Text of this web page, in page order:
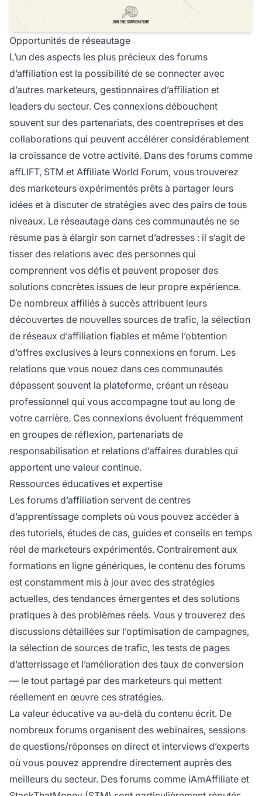
Opportunités de réseautage
L’un des aspects les plus précieux des forums
d’affiliation est la possibilité de se connecter avec
d’autres marketeurs, gestionnaires d’affiliation et
leaders du secteur. Ces connexions débouchent
souvent sur des partenariats, des coentreprises et des
collaborations qui peuvent accélérer considérablement
la croissance de votre activité. Dans des forums comme
affLIFT, STM et Affiliate World Forum, vous trouverez
des marketeurs expérimentés prêts à partager leurs
idées et à discuter de stratégies avec des pairs de tous
niveaux. Le réseautage dans ces communautés ne se
résume pas à élargir son carnet d’adresses : il s’agit de
tisser des relations avec des personnes qui
comprennent vos défis et peuvent proposer des
solutions concrètes issues de leur propre expérience.
De nombreux affiliés à succès attribuent leurs
découvertes de nouvelles sources de trafic, la sélection
de réseaux d’affiliation fiables et même l’obtention
d’offres exclusives à leurs connexions en forum. Les
relations que vous nouez dans ces communautés
dépassent souvent la plateforme, créant un réseau
professionnel qui vous accompagne tout au long de
votre carrière. Ces connexions évoluent fréquemment
en groupes de réflexion, partenariats de
responsabilisation et relations d’affaires durables qui
apportent une valeur continue.
Ressources éducatives et expertise
Les forums d’affiliation servent de centres
d’apprentissage complets où vous pouvez accéder à
des tutoriels, études de cas, guides et conseils en temps
réel de marketeurs expérimentés. Contrairement aux
formations en ligne génériques, le contenu des forums
est constamment mis à jour avec des stratégies
actuelles, des tendances émergentes et des solutions
pratiques à des problèmes réels. Vous y trouverez des
discussions détaillées sur l’optimisation de campagnes,
la sélection de sources de trafic, les tests de pages
d’atterrissage et l’amélioration des taux de conversion
— le tout partagé par des marketeurs qui mettent
réellement en œuvre ces stratégies.
La valeur éducative va au-delà du contenu écrit. De
nombreux forums organisent des webinaires, sessions
de questions/réponses en direct et interviews d’experts
où vous pouvez apprendre directement auprès des
meilleurs du secteur. Des forums comme iAmAffiliate et